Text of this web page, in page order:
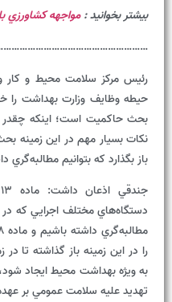
بیشتر بخوانید :مواجهه کشاورزي
رئيس مرکز سلامت محيط و کار
حيطه وظايف وزارت بهداشت را
بحث حاکميت است؛ اينکه چقدر
نکات بسيار مهم در اين زمينه
باز بگذارد که بتوانيم مطالبه‌گري
دستگاه‌هاي مختلف اجرايي که
را در اين زمينه باز گذاشته تا
به ويژه بهداشت محيط ايجاد
تهديد عليه سلامت عمومي بر